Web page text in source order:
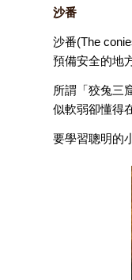
沙番
沙番(The
預備安全的地
所謂「狡兔三
似軟弱卻懂得
要學習聰明的